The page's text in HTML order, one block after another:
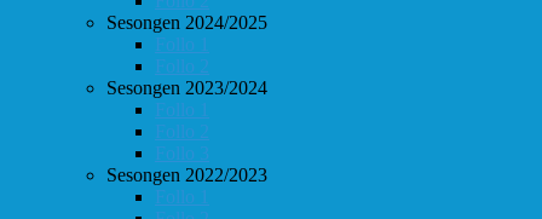
Sesongen 2024/2025
Follo 1
Follo 2
Sesongen 2023/2024
Follo 1
Follo 2
Follo 3
Sesongen 2022/2023
Follo 1